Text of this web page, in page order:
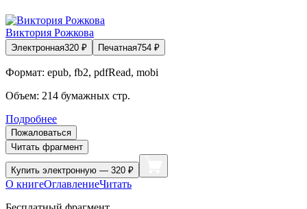
Виктория Рожкова
Электронная320 ₽ Печатная754 ₽
Формат: epub, fb2, pdfRead, mobi
Объем: 214 бумажных стр.
Подробнее
Пожаловаться
Читать фрагмент
Купить электронную — 320 ₽
О книгеОглавлениеЧитать